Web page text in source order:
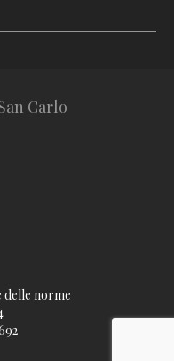
Carlo
delle norme